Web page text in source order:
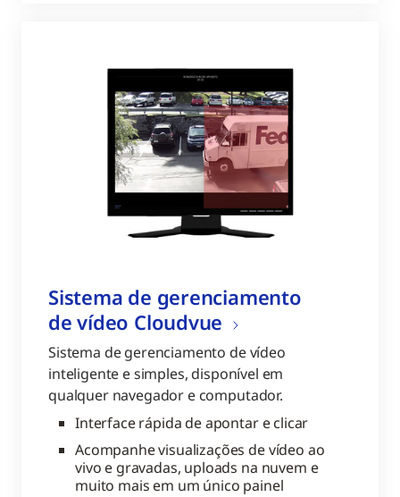
Sistema de gerenciamento
de vídeo Cloudvue
Sistema de gerenciamento de vídeo
inteligente e simples, disponível em
qualquer navegador e computador.
Interface rápida de apontar e clicar
Acompanhe visualizações de vídeo ao
vivo e gravadas, uploads na nuvem e
muito mais em um único painel